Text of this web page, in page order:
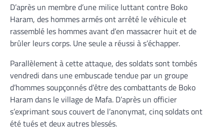
D’après un membre d’une milice luttant contre Boko
Haram, des hommes armés ont arrêté le véhicule et
rassemblé les hommes avant d’en massacrer huit et de
brûler leurs corps. Une seule a réussi à s’échapper.
Parallèlement à cette attaque, des soldats sont tombés
vendredi dans une embuscade tendue par un groupe
d’hommes soupçonnés d’être des combattants de Boko
Haram dans le village de Mafa. D’après un officier
s’exprimant sous couvert de l’anonymat, cinq soldats ont
été tués et deux autres blessés.